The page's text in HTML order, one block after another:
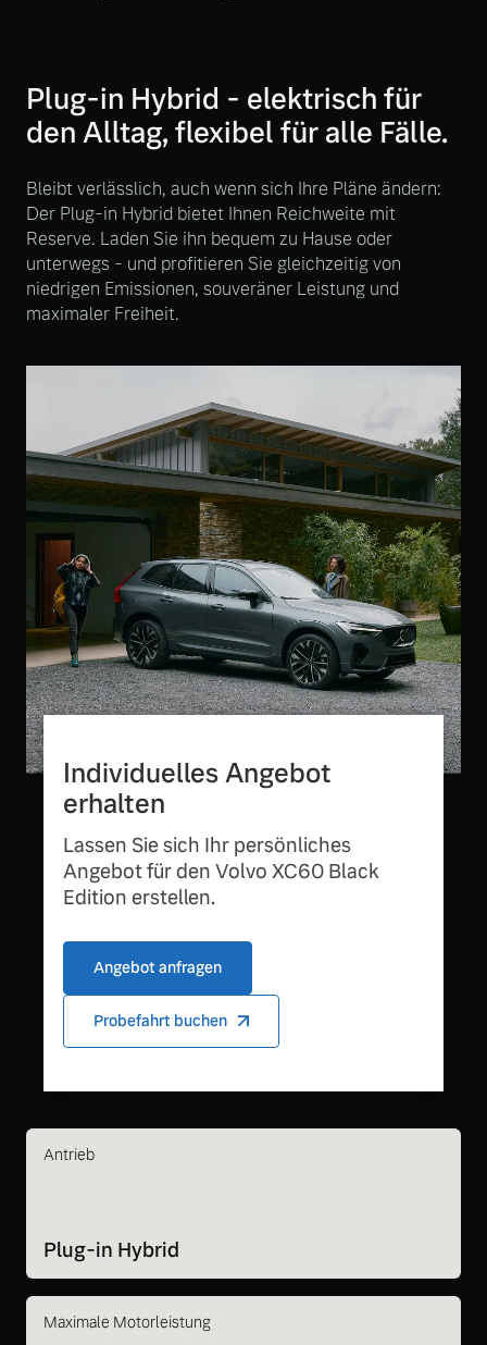
Volvo Selekt
Gebrauchtwagen
Die Neuwagenalternative
Mehr erfahren
Mehr erfahren
Frühjahrscheck
saisonalen Angebote.
Mehr erfahren
Plug-in Hybrid - elektrisch für
den Alltag, flexibel für alle Fälle.
Bleibt verlässlich, auch wenn sich Ihre Pläne ändern:
Der Plug-in Hybrid bietet Ihnen Reichweite mit
Reserve. Laden Sie ihn bequem zu Hause oder
unterwegs - und profitieren Sie gleichzeitig von
niedrigen Emissionen, souveräner Leistung und
maximaler Freiheit.
Individuelles Angebot
erhalten
Lassen Sie sich Ihr persönliches
Angebot für den Volvo XC60 Black
Edition erstellen.
Angebot anfragen
Probefahrt buchen
Antrieb
Plug-in Hybrid
Maximale Motorleistung